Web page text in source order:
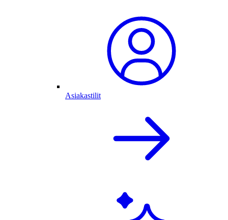
Asiakastilit